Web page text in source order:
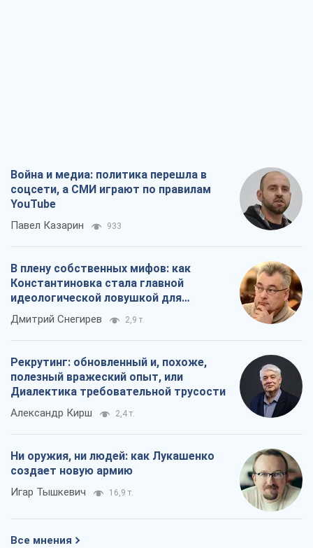
Война и медиа: политика перешла в
соцсети, а СМИ играют по правилам
YouTube
Павел Казарин 933
В плену собственных мифов: как
Константиновка стала главной
идеологической ловушкой для
российских оккупантов
Дмитрий Снегирев 2,9 т.
Рекрутинг: обновленный и, похоже,
полезный вражеский опыт, или
Диалектика требовательной трусости
Александр Кирш 2,4 т.
Ни оружия, ни людей: как Лукашенко
создает новую армию
Игар Тышкевич 16,9 т.
Все мнения